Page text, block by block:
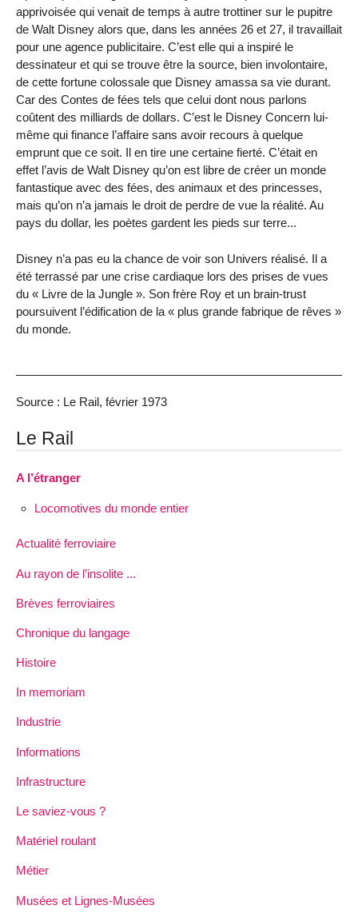
apprivoisée qui venait de temps à autre trottiner sur le pupitre
de Walt Disney alors que, dans les années 26 et 27, il travaillait
pour une agence publicitaire. C’est elle qui a inspiré le
dessinateur et qui se trouve être la source, bien involontaire,
de cette fortune colossale que Disney amassa sa vie durant.
Car des Contes de fées tels que celui dont nous parlons
coûtent des milliards de dollars. C’est le Disney Concern lui-
même qui finance l’affaire sans avoir recours à quelque
emprunt que ce soit. Il en tire une certaine fierté. C’était en
effet l’avis de Walt Disney qu’on est libre de créer un monde
fantastique avec des fées, des animaux et des princesses,
mais qu’on n’a jamais le droit de perdre de vue la réalité. Au
pays du dollar, les poètes gardent les pieds sur terre...
Disney n’a pas eu la chance de voir son Univers réalisé. Il a
été terrassé par une crise cardiaque lors des prises de vues
du « Livre de la Jungle ». Son frère Roy et un brain-trust
poursuivent l’édification de la « plus grande fabrique de rêves »
du monde.
Source : Le Rail, février 1973
Le Rail
A l’étranger
Locomotives du monde entier
Actualité ferroviaire
Au rayon de l’insolite ...
Brèves ferroviaires
Chronique du langage
Histoire
In memoriam
Industrie
Informations
Infrastructure
Le saviez-vous ?
Matériel roulant
Métier
Musées et Lignes-Musées